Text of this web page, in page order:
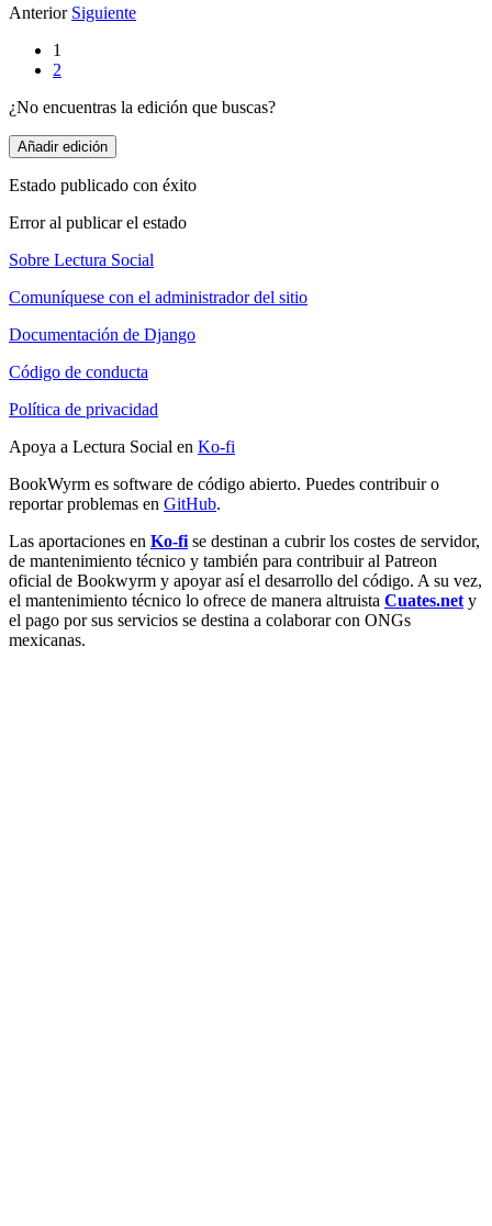
Anterior Siguiente
1
2
¿No encuentras la edición que buscas?
Añadir edición
Estado publicado con éxito
Error al publicar el estado
Sobre Lectura Social
Comuníquese con el administrador del sitio
Documentación de Django
Código de conducta
Política de privacidad
Apoya a Lectura Social en Ko-fi
BookWyrm es software de código abierto. Puedes contribuir o
reportar problemas en GitHub.
Las aportaciones en Ko-fi se destinan a cubrir los costes de servidor,
de mantenimiento técnico y también para contribuir al Patreon
oficial de Bookwyrm y apoyar así el desarrollo del código. A su vez,
el mantenimiento técnico lo ofrece de manera altruista Cuates.net y
el pago por sus servicios se destina a colaborar con ONGs
mexicanas.